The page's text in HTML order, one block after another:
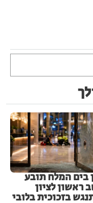
בים המלח תובע
ראשון לציון
בזכוכית בלובי